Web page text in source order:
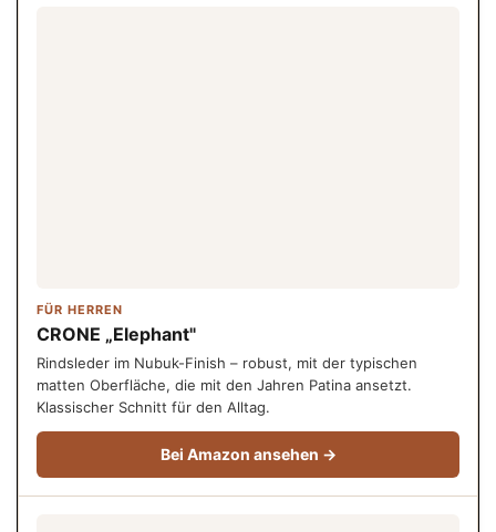
FÜR HERREN
CRONE „Elephant"
Rindsleder im Nubuk-Finish – robust, mit der typischen
matten Oberfläche, die mit den Jahren Patina ansetzt.
Klassischer Schnitt für den Alltag.
Bei Amazon ansehen →